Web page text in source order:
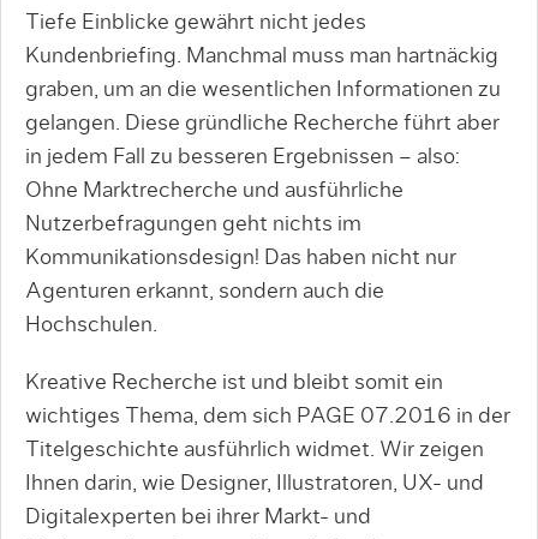
Tiefe Einblicke gewährt nicht jedes
Kundenbriefing. Manchmal muss man hartnäckig
graben, um an die wesentlichen Informationen zu
gelangen. Diese gründliche Recherche führt aber
in jedem Fall zu besseren Ergebnissen – also:
Ohne Marktrecherche und ausführliche
Nutzerbefragungen geht nichts im
Kommunikationsdesign! Das haben nicht nur
Agenturen erkannt, sondern auch die
Hochschulen.
Kreative Recherche ist und bleibt somit ein
wichtiges Thema, dem sich PAGE 07.2016 in der
Titelgeschichte ausführlich widmet. Wir zeigen
Ihnen darin, wie Designer, Illustratoren, UX- und
Digitalexperten bei ihrer Markt- und